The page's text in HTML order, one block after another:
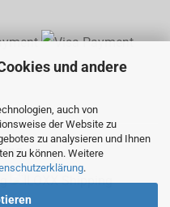
und andere
auch von
der Website zu
zu analysieren und Ihnen
zu können. Weitere
.